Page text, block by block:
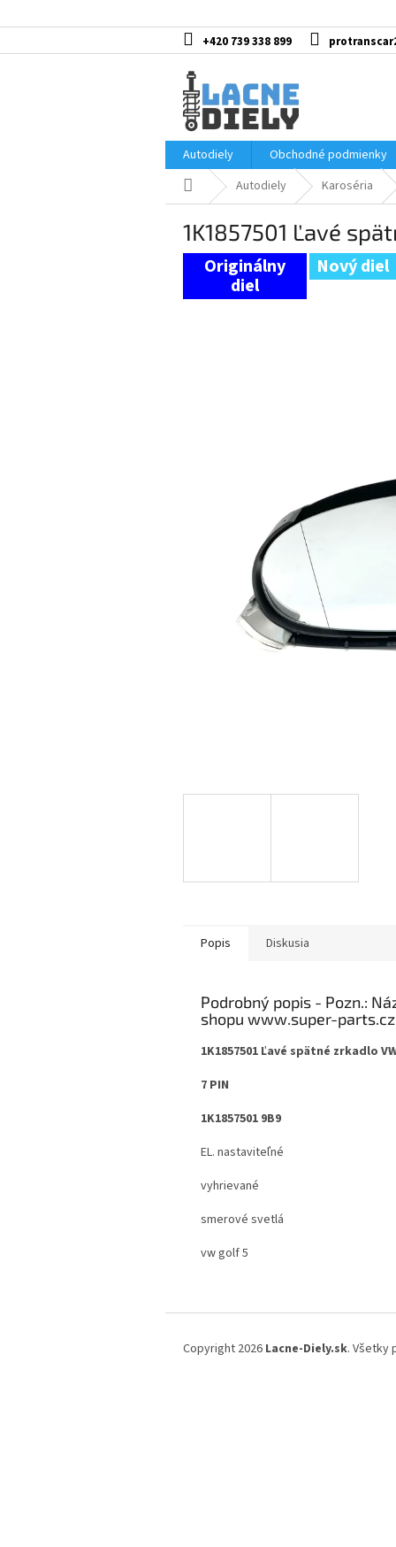
na
+420 739 338 899
Autodiely
Obchodné podmienky
DomovAutodiely Karoséria
1K1857501 Ľavé
Nový diel
Popis Diskusia
Podrobný popis
1K1857501 Ľavé spätné zrkadlo
7 PIN
1K1857501 9B9
EL. nastaviteľné
vyhrievané
smerové svetlá
vw golf 5
Copyright 2026 Lacne-Diely.sk. Všetky